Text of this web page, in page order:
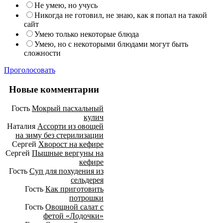
Не умею, но учусь
Никогда не готовил, не знаю, как я попал на такой
сайт
Умею только некоторые блюда
Умею, но с некоторыми блюдами могут быть
сложности
Проголосовать
Новые комментарии
Гость Мокрый пасхальный
кулич
Наталия Ассорти из овощей
на зиму без стерилизации
Сергей Хворост на кефире
Сергей Пышные вергуны на
кефире
Гость Суп для похудения из
сельдерея
Гость Как приготовить
потрошки
Гость Овощной салат с
фетой «Лодочки»